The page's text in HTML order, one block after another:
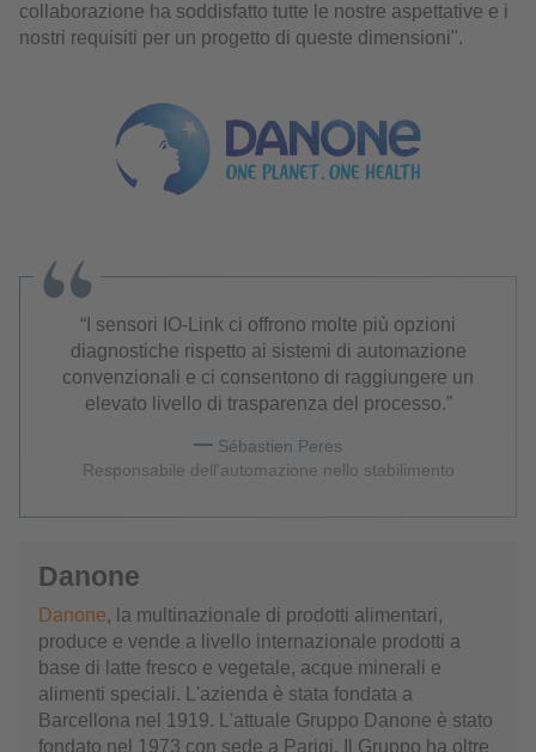
collaborazione ha soddisfatto tutte le nostre aspettative e i
nostri requisiti per un progetto di queste dimensioni".
I sensori IO-Link ci offrono molte più opzioni
diagnostiche rispetto ai sistemi di automazione
convenzionali e ci consentono di raggiungere un
elevato livello di trasparenza del processo.
Sébastien Peres
Responsabile dell'automazione nello stabilimento
Danone
Danone, la multinazionale di prodotti alimentari,
produce e vende a livello internazionale prodotti a
base di latte fresco e vegetale, acque minerali e
alimenti speciali. L'azienda è stata fondata a
Barcellona nel 1919. L'attuale Gruppo Danone è stato
fondato nel 1973 con sede a Parigi. Il Gruppo ha oltre